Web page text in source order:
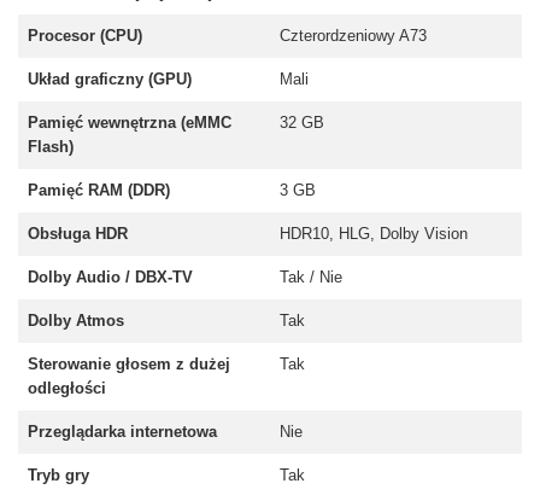
Procesor (CPU) Czterordzeniowy A73
Układ graficzny (GPU) Mali
Pamięć wewnętrzna (eMMC
Flash)
32 GB
Pamięć RAM (DDR) 3 GB
Obsługa HDR HDR10, HLG, Dolby Vision
Dolby Audio / DBX-TV Tak / Nie
Dolby Atmos Tak
Sterowanie głosem z dużej
odległości
Tak
Przeglądarka internetowa Nie
Tryb gry Tak